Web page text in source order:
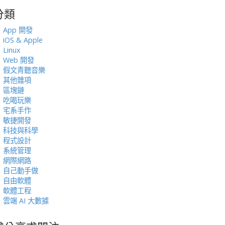
類
App 開發
iOS & Apple
Linux
Web 開發
假文青聽音樂
其他雜項
區塊鏈
吃喝玩樂
宅系手作
敏捷開發
科技與科學
程式設計
系統管理
網際網路
自己動手做
自由軟體
軟體工程
雲端 AI 大數據